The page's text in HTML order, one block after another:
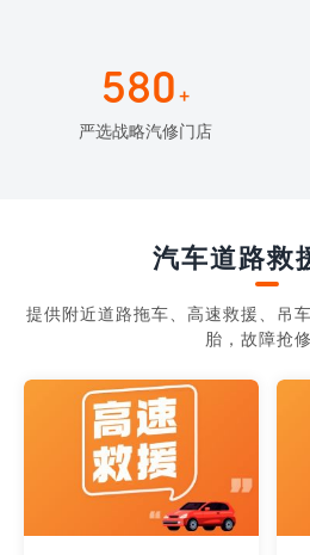
580 +
严选战略汽修门店
汽车道路救
提供附近道路拖车、高速救援、吊
胎，故障抢